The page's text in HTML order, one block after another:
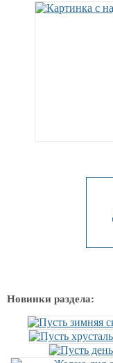
Новинки раздела: